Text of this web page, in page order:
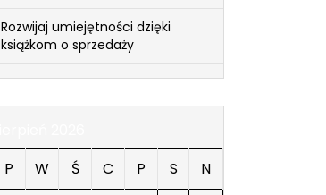
Rozwijaj umiejętności dzięki
książkom o sprzedaży
P
W Ś C P S
N